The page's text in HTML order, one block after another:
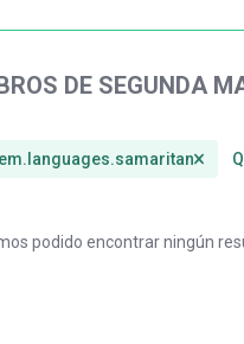
DE SEGUNDA
podido encontrar ningún